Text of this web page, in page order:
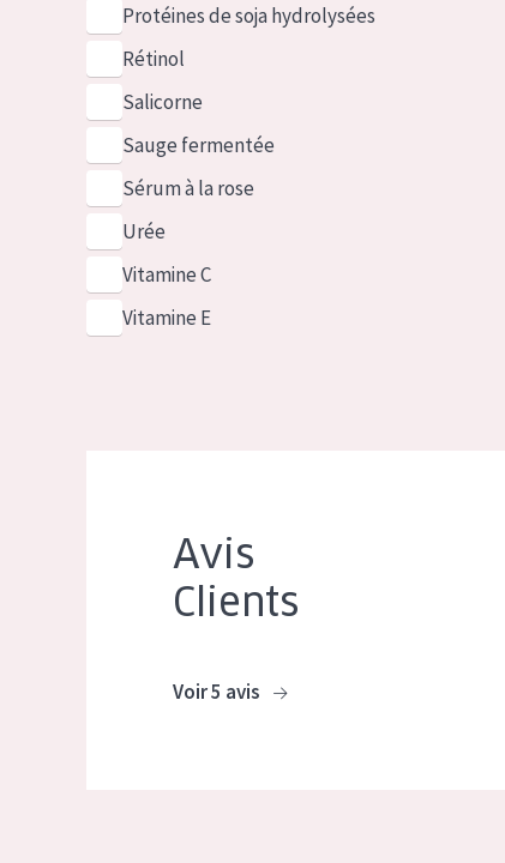
Protéines de soja hydrolysées
Rétinol
Salicorne
Sauge fermentée
Sérum à la rose
Urée
Vitamine C
Vitamine E
Avis
Clients
Voir 5 avis